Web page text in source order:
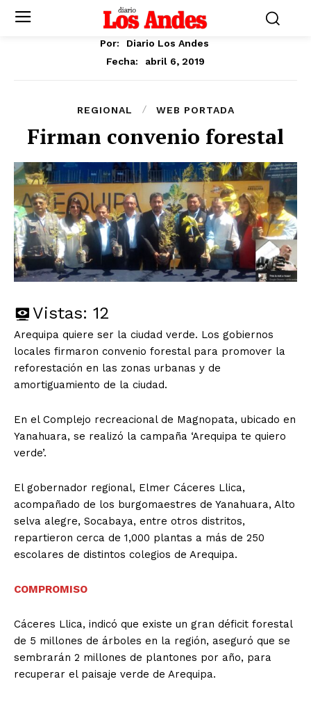
Por:
Diario Los Andes
Fecha:
abril 6, 2019
REGIONAL WEB PORTADA
Firman convenio forestal
Vistas: 12
Arequipa quiere ser la ciudad verde. Los gobiernos
locales firmaron convenio forestal para promover la
reforestación en las zonas urbanas y de
amortiguamiento de la ciudad.
En el Complejo recreacional de Magnopata, ubicado en
Yanahuara, se realizó la campaña ‘Arequipa te quiero
verde’.
El gobernador regional, Elmer Cáceres Llica,
acompañado de los burgomaestres de Yanahuara, Alto
selva alegre, Socabaya, entre otros distritos,
repartieron cerca de 1,000 plantas a más de 250
escolares de distintos colegios de Arequipa.
COMPROMISO
Cáceres Llica, indicó que existe un gran déficit forestal
de 5 millones de árboles en la región, aseguró que se
sembrarán 2 millones de plantones por año, para
recuperar el paisaje verde de Arequipa.